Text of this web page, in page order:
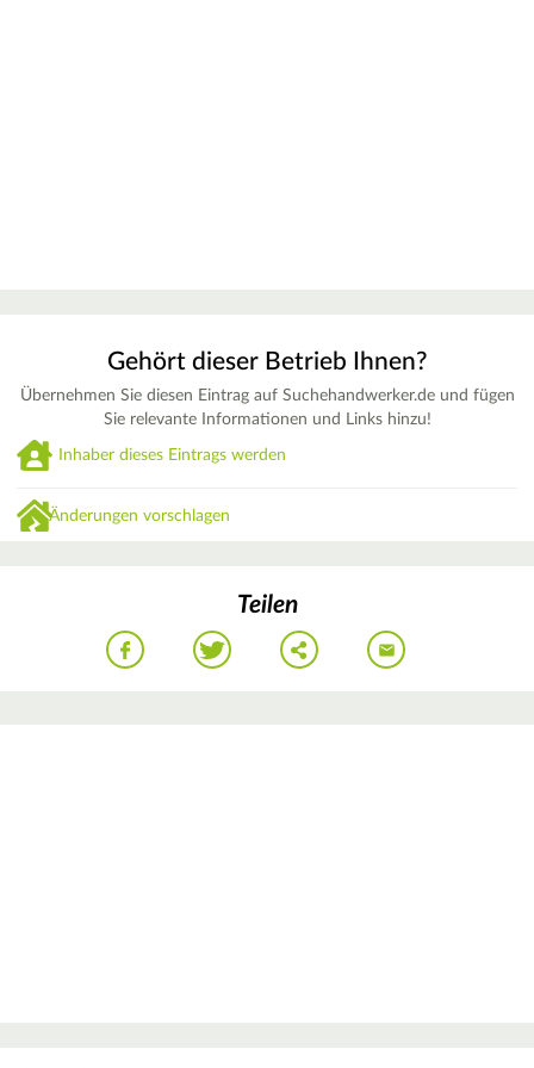
Gehört dieser Betrieb Ihnen?
Übernehmen Sie diesen Eintrag auf Suchehandwerker.de und fügen
Sie relevante Informationen und Links hinzu!
Inhaber dieses Eintrags werden
Änderungen vorschlagen
Teilen